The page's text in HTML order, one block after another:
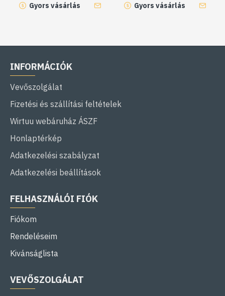
Gyors vásárlás Gyors vásárlás
INFORMÁCIÓK
Vevőszolgálat
Fizetési és szállítási feltételek
Wirtuu webáruház ÁSZF
Honlaptérkép
Adatkezelési szabályzat
Adatkezelési beállítások
FELHASZNÁLÓI FIÓK
Fiókom
Rendeléseim
Kivánságlista
VEVŐSZOLGÁLAT